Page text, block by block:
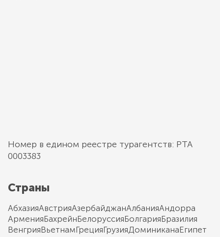
Номер в едином реестре турагентств: РТА
0003383
Страны
АбхазияАвстрияАзербайджанАлбанияАндорра
АрменияБахрейнБелоруссияБолгарияБразилия
ВенгрияВьетнамГрецияГрузияДоминиканаЕгипет